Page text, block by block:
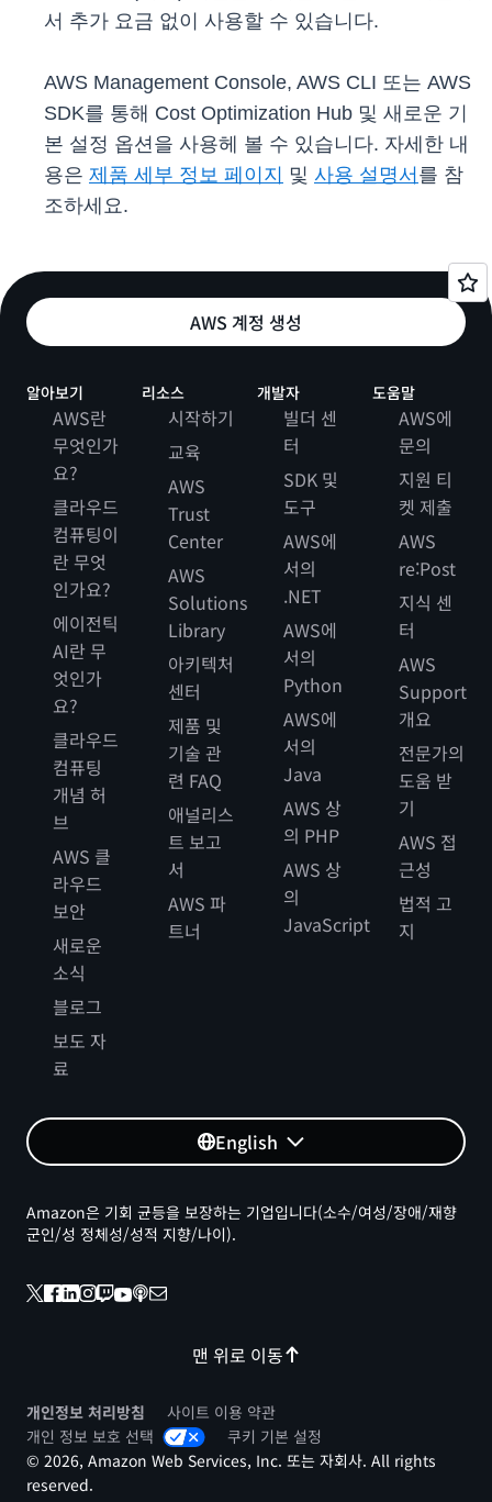
서 추가 요금 없이 사용할 수 있습니다.
AWS Management Console, AWS CLI 또는 AWS
SDK를 통해 Cost Optimization Hub 및 새로운 기
본 설정 옵션을 사용헤 볼 수 있습니다. 자세한 내
용은 제품 세부 정보 페이지 및 사용 설명서 를 참
조하세요.
AWS 계정 생성
알아보기
AWS란
무엇인가
요?
클라우드
컴퓨팅이
란 무엇
인가요?
에이전틱
AI란 무
엇인가
요?
클라우드
컴퓨팅
개념 허
브
AWS 클
라우드
보안
새로운
소식
블로그
보도 자
료
리소스
시작하기
교육
AWS
Trust
Center
AWS
Solutions
Library
아키텍처
센터
제품 및
기술 관
련 FAQ
애널리스
트 보고
서
AWS 파
트너
개발자
빌더 센
터
SDK 및
도구
AWS에
서의
.NET
AWS에
서의
Python
AWS에
서의
Java
AWS 상
의 PHP
AWS 상
의
JavaScript
도움말
AWS에
문의
지원 티
켓 제출
AWS
re:Post
지식 센
터
AWS
Support
개요
전문가의
도움 받
기
AWS 접
근성
법적 고
지
English
맨 위로 이동
Amazon은 기회 균등을 보장하는 기업입니다(소수/여성/장애/재향
군인/성 정체성/성적 지향/나이).
개인정보 처리방침
사이트 이용 약관
개인 정보 보호 선택
쿠키 기본 설정
© 2026, Amazon Web Services, Inc. 또는 자회사. All rights
reserved.